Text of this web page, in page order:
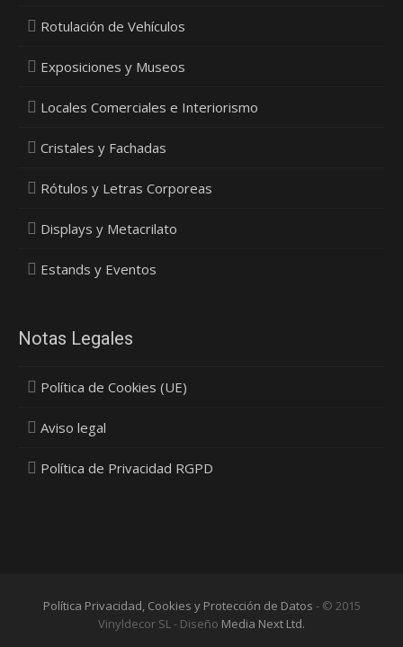
Rotulación de Vehículos
Exposiciones y Museos
Locales Comerciales e Interiorismo
Cristales y Fachadas
Rótulos y Letras Corporeas
Displays y Metacrilato
Estands y Eventos
Notas Legales
Política de Cookies (UE)
Aviso legal
Política de Privacidad RGPD
Política Privacidad, Cookies y Protección de Datos - © 2015
Vinyldecor SL - Diseño Media Next Ltd.